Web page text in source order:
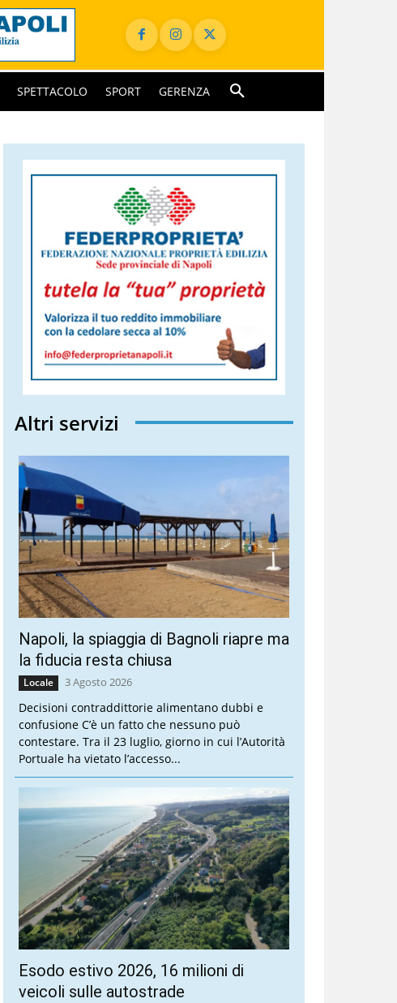
SPETTACOLO SPORT GERENZA
Altri servizi
Napoli, la spiaggia di Bagnoli riapre ma
la fiducia resta chiusa
Locale 3 Agosto 2026
Decisioni contraddittorie alimentano dubbi e
confusione C’è un fatto che nessuno può
contestare. Tra il 23 luglio, giorno in cui l’Autorità
Portuale ha vietato l’accesso...
Esodo estivo 2026, 16 milioni di
veicoli sulle autostrade